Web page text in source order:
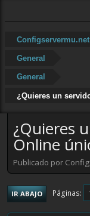
Configservermu.net
General
General
¿Quieres un
¿Quieres
Online
Publicado por
IR ABAJO Páginas